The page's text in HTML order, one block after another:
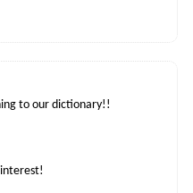
to our dictionary!!